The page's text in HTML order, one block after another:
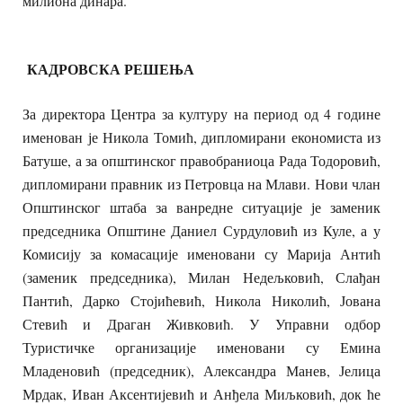
КАДРОВСКА РЕШЕЊА
За директора Центра за културу на период од 4 године
именован је Никола Томић, дипломирани економиста из
Батуше, а за општинског правобраниоца Рада Тодоровић,
дипломирани правник из Петровца на Млави. Нови члан
Општинског штаба за ванредне ситуације је заменик
председника Општине Даниел Сурдуловић из Куле, а у
Комисију за комасације именовани су Марија Антић
(заменик председника), Милан Недељковић, Слађан
Пантић, Дарко Стојићевић, Никола Николић, Јована
Стевић и Драган Живковић. У Управни одбор
Туристичке организације именовани су Емина
Младеновић (председник), Александра Манев, Јелица
Мрдак, Иван Аксентијевић и Анђела Миљковић, док ће